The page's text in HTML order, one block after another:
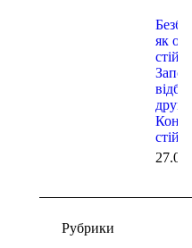
як
друга
Рубрики